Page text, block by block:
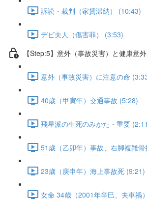
訴訟・裁判（家賃滞納） (10:43)
デビ夫人（傷害罪） (3:53)
【Step:5】意外（事故災害）と健康意外
意外（事故災害）に注意の命
40歳（甲寅年）交通事故 (5:28)
飛星派の生死のみかた・重要
51歳（乙卯年）事故、右脚複雑
23歳（庚申年）海上事故死 (9:21)
女命 34歳（2001年辛巳、夫車禍